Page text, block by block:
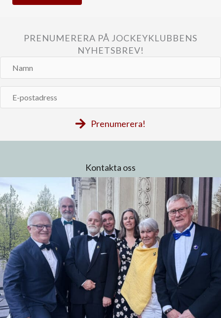
PRENUMERERA PÅ JOCKEYKLUBBENS
NYHETSBREV!
Namn
postadress
Prenumerera!
Kontakta oss